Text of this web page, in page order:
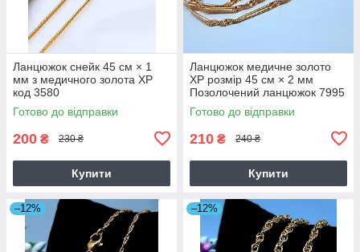
Ланцюжок снейк 45 см × 1
мм з медичного золота ХР
код 3580
Готово до відправки
200 ₴ 230 ₴
Купити
Ланцюжок медичне золото
ХР розмір 45 см × 2 мм
Позолочений ланцюжок 7995
Готово до відправки
210 ₴ 240 ₴
Купити
–12% –12%